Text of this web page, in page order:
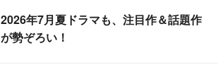
2026年7月夏ドラマも、注目作＆話題作
が勢ぞろい！